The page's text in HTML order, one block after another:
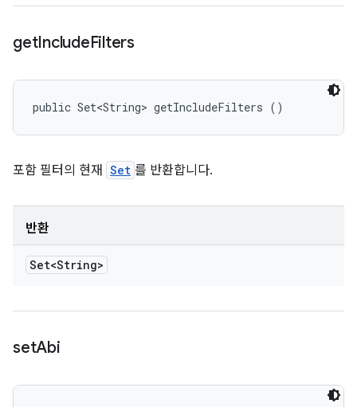
getIncludeFilters
public Set<String> getIncludeFilters ()
포함 필터의 현재 Set 를 반환합니다.
반환
Set<String>
setAbi